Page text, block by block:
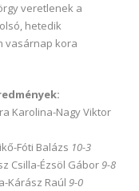
veretlenek a
hetedik
vasárnap kora
Karolina-Nagy Viktor
Fóti Balázs 10-3
Csilla-Ézsöl Gábor9-8
Kárász Raúl 9-0